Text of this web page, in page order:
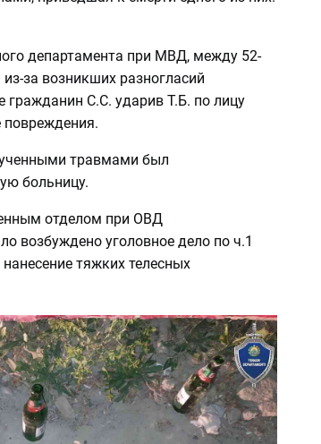
департамента при МВД, между 52-
за возникших разногласий
гражданин С.С. ударив Т.Б. по лицу
повреждения.
травмами был
больницу.
отделом при ОВД
возбуждено уголовное дело по ч.1
тяжких телесных